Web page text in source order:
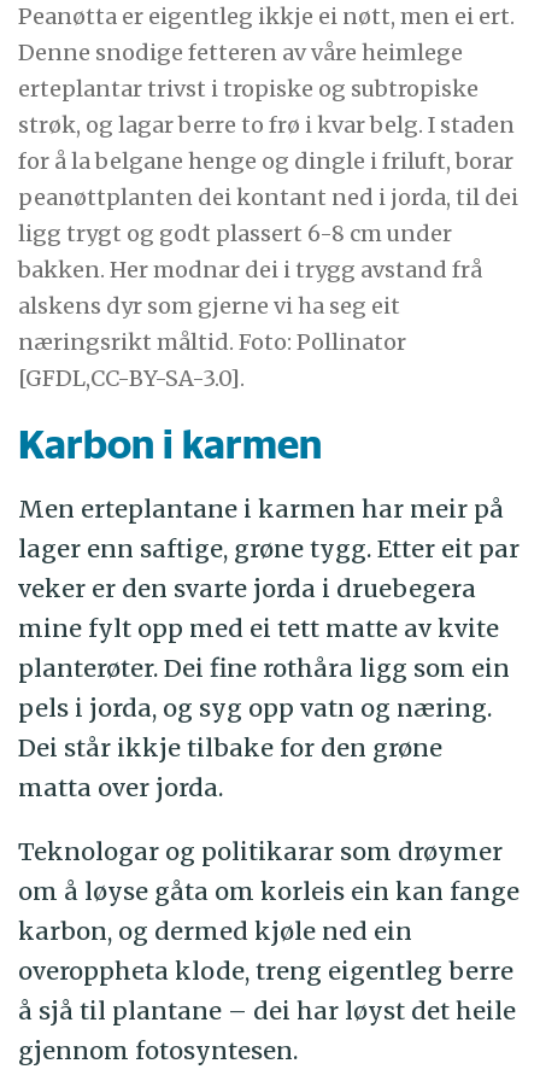
Peanøtta er eigentleg ikkje ei nøtt, men ei ert.
Denne snodige fetteren av våre heimlege
erteplantar trivst i tropiske og subtropiske
strøk, og lagar berre to frø i kvar belg. I staden
for å la belgane henge og dingle i friluft, borar
peanøttplanten dei kontant ned i jorda, til dei
ligg trygt og godt plassert 6-8 cm under
bakken. Her modnar dei i trygg avstand frå
alskens dyr som gjerne vi ha seg eit
næringsrikt måltid. Foto: Pollinator
[GFDL,CC-BY-SA-3.0].
Karbon i karmen
Men erteplantane i karmen har meir på
lager enn saftige, grøne tygg. Etter eit par
veker er den svarte jorda i druebegera
mine fylt opp med ei tett matte av kvite
planterøter. Dei fine rothåra ligg som ein
pels i jorda, og syg opp vatn og næring.
Dei står ikkje tilbake for den grøne
matta over jorda.
Teknologar og politikarar som drøymer
om å løyse gåta om korleis ein kan fange
karbon, og dermed kjøle ned ein
overoppheta klode, treng eigentleg berre
å sjå til plantane – dei har løyst det heile
gjennom fotosyntesen.